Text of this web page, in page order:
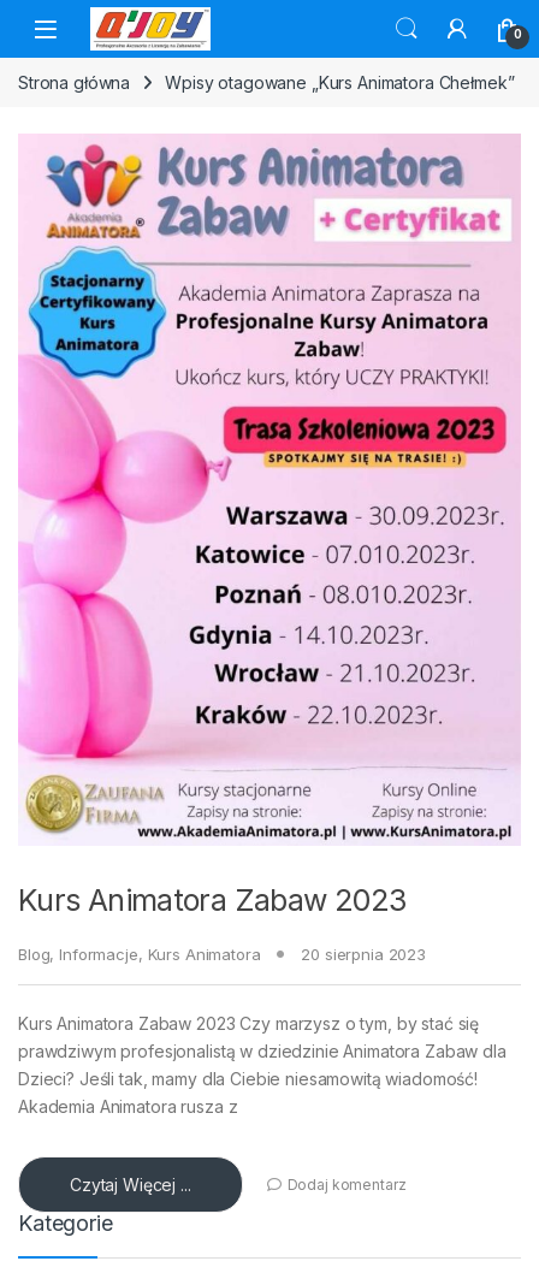
Skip to navigation
Skip to content
0
Strona główna Wpisy otagowane „Kurs Animatora Chełmek”
Kurs Animatora Zabaw 2023
Blog, Informacje, Kurs Animatora 20 sierpnia 2023
Kurs Animatora Zabaw 2023 Czy marzysz o tym, by stać się
prawdziwym profesjonalistą w dziedzinie Animatora Zabaw dla
Dzieci? Jeśli tak, mamy dla Ciebie niesamowitą wiadomość!
Akademia Animatora rusza z
Czytaj Więcej ... Dodaj komentarz
Kategorie